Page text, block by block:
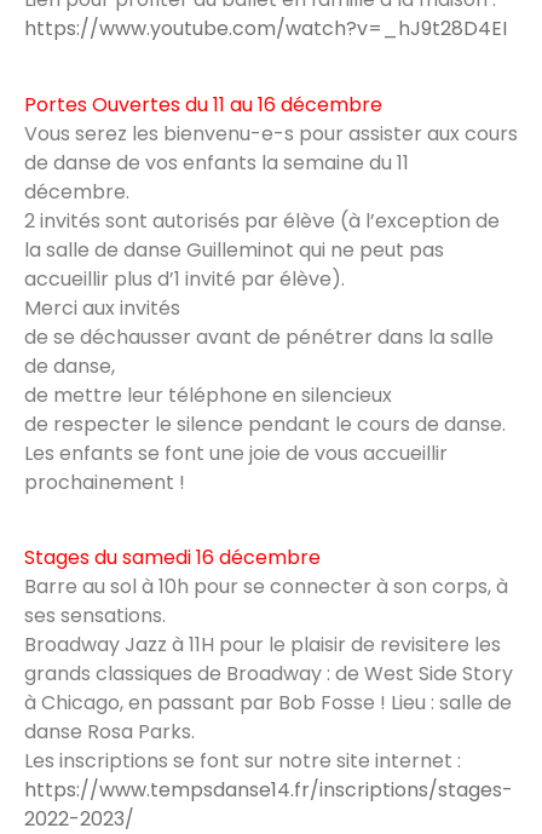
https://www.youtube.com/watch?v=_hJ9t28D4EI
Portes Ouvertes du 11 au 16 décembre
Vous serez les bienvenu-e-s pour assister aux cours
de danse de vos enfants la semaine du 11
décembre.
2 invités sont autorisés par élève (à l’exception de
la salle de danse Guilleminot qui ne peut pas
accueillir plus d’1 invité par élève).
Merci aux invités
de se déchausser avant de pénétrer dans la salle
de danse,
de mettre leur téléphone en silencieux
de respecter le silence pendant le cours de danse.
Les enfants se font une joie de vous accueillir
prochainement !
Stages du samedi 16 décembre
Barre au sol à 10h pour se connecter à son corps, à
ses sensations.
Broadway Jazz à 11H pour le plaisir de revisitere les
grands classiques de Broadway : de West Side Story
à Chicago, en passant par Bob Fosse ! Lieu : salle de
danse Rosa Parks.
Les inscriptions se font sur notre site internet :
https://www.tempsdanse14.fr/inscriptions/stages-
2022-2023/